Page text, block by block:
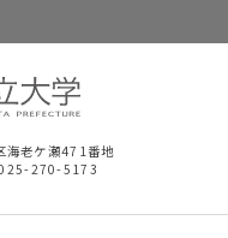
老ケ瀬471番地
270-5173